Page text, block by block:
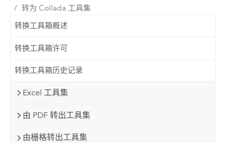
SDK
转为 Collada 工具集
转换工具箱概述
转换工具箱许可
转换工具箱历史记录
Excel 工具集
由 PDF 转出工具集
由栅格转出工具集